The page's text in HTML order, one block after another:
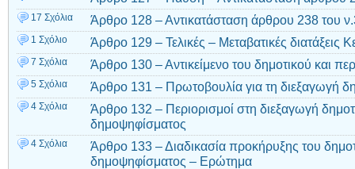
17 Σχόλια Άρθρο 128 – Αντικατάσταση άρθρου 238 του
1 Σχόλιο Άρθρο 129 – Τελικές – Μεταβατικές διατάξεις
7 Σχόλια Άρθρο 130 – Αντικείμενο του δημοτικού και
5 Σχόλια Άρθρο 131 – Πρωτοβουλία για τη διεξαγωγή
4 Σχόλια
Άρθρο 132 – Περιορισμοί στη διεξαγωγή
δημοψηφίσματος
4 Σχόλια
Άρθρο 133 – Διαδικασία προκήρυξης του
δημοψηφίσματος – Ερώτημα